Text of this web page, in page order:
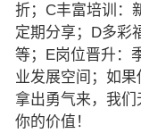
折；C丰富培训：
定期分享；D多彩
等；E岗位晋升：
业发展空间；如
拿出勇气来，我
你的价值！